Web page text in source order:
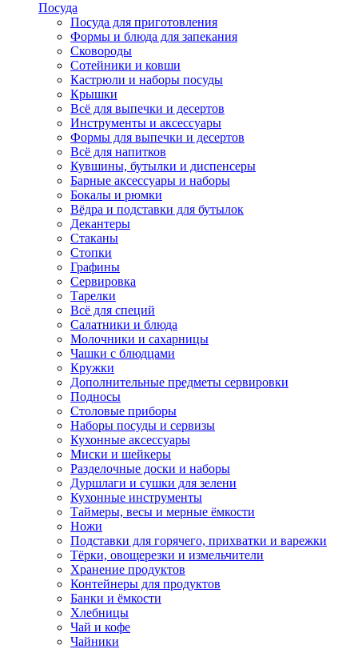
Посуда
Посуда для приготовления
Формы и блюда для запекания
Сковороды
Сотейники и ковши
Кастрюли и наборы посуды
Крышки
Всё для выпечки и десертов
Инструменты и аксессуары
Формы для выпечки и десертов
Всё для напитков
Кувшины, бутылки и диспенсеры
Барные аксессуары и наборы
Бокалы и рюмки
Вёдра и подставки для бутылок
Декантеры
Стаканы
Стопки
Графины
Сервировка
Тарелки
Всё для специй
Салатники и блюда
Молочники и сахарницы
Чашки с блюдцами
Кружки
Дополнительные предметы сервировки
Подносы
Столовые приборы
Наборы посуды и сервизы
Кухонные аксессуары
Миски и шейкеры
Разделочные доски и наборы
Дуршлаги и сушки для зелени
Кухонные инструменты
Таймеры, весы и мерные ёмкости
Ножи
Подставки для горячего, прихватки и варежки
Тёрки, овощерезки и измельчители
Хранение продуктов
Контейнеры для продуктов
Банки и ёмкости
Хлебницы
Чай и кофе
Чайники